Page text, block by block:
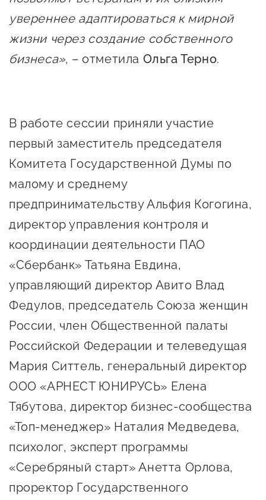
Сервисы для бизнеса
О фонде
Контакты
Вакансии
увереннее адаптироваться к мирной
жизни через создание собственного
бизнеса», – отметила Ольга Терно.
В работе сессии приняли участие
первый заместитель председателя
Комитета Государственной Думы по
малому и среднему
предпринимательству Альфия Когогина,
директор управления контроля и
координации деятельности ПАО
«Сбербанк» Татьяна Евдина,
управляющий директор Авито Влад
Федулов, председатель Союза женщин
России, член Общественной палаты
Российской Федерации и телеведущая
Мария Ситтель, генеральный директор
ООО «АРНЕСТ ЮНИРУСЬ» Елена
Тябутова, директор бизнес-сообщества
«Топ-менеджер» Наталия Медведева,
психолог, эксперт программы
«Серебряный старт» Анетта Орлова,
проректор Государственного